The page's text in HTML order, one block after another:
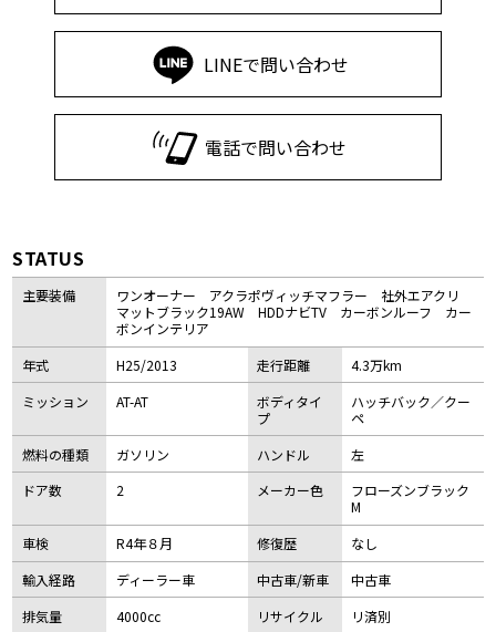
LINEで問い合わせ
電話で問い合わせ
STATUS
主要装備
ワンオーナー アクラポヴィッチマフラー 社外エアクリ
マットブラック19AW HDDナビTV カーボンルーフ カー
ボンインテリア
年式
H25/2013 走行距離
4.3万km
ミッション
AT-AT
ボディタイ
プ
ハッチバック／クー
ペ
燃料の種類
ガソリン ハンドル
左
ドア数
2 メーカー色
フローズンブラック
M
車検
R4年８月 修復歴
なし
輸入経路
ディーラー車 中古車/新車
中古車
排気量
4000cc リサイクル
リ済別